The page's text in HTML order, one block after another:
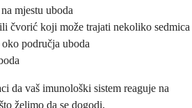
mjestu uboda
čvorić koji može trajati nekoliko sedmica
područja uboda
da vaš imunološki sistem reaguje na
želimo da se dogodi.